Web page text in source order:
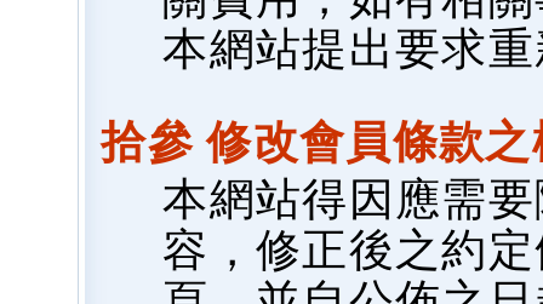
本網站提出要求
拾參 修改會員條款
本網站得因應需
容，修正後之約